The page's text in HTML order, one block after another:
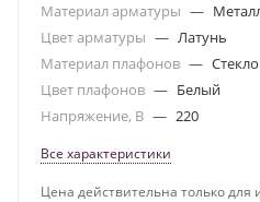
Материал арматуры —
Цвет арматуры — Латунь
Материал плафонов — Стекло
Цвет плафонов — Белый
Напряжение, В — 220
Все характеристики
Цена действительна только